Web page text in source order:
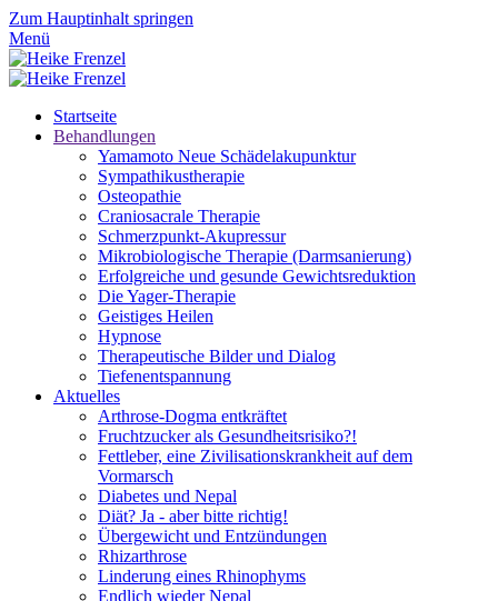
Zum Hauptinhalt springen
Menü
Startseite
Behandlungen
Yamamoto Neue Schädelakupunktur
Sympathikustherapie
Osteopathie
Craniosacrale Therapie
Schmerzpunkt-Akupressur
Mikrobiologische Therapie (Darmsanierung)
Erfolgreiche und gesunde Gewichtsreduktion
Die Yager-Therapie
Geistiges Heilen
Hypnose
Therapeutische Bilder und Dialog
Tiefenentspannung
Aktuelles
Arthrose-Dogma entkräftet
Fruchtzucker als Gesundheitsrisiko?!
Fettleber, eine Zivilisationskrankheit auf dem
Vormarsch
Diabetes und Nepal
Diät? Ja - aber bitte richtig!
Übergewicht und Entzündungen
Rhizarthrose
Linderung eines Rhinophyms
Endlich wieder Nepal